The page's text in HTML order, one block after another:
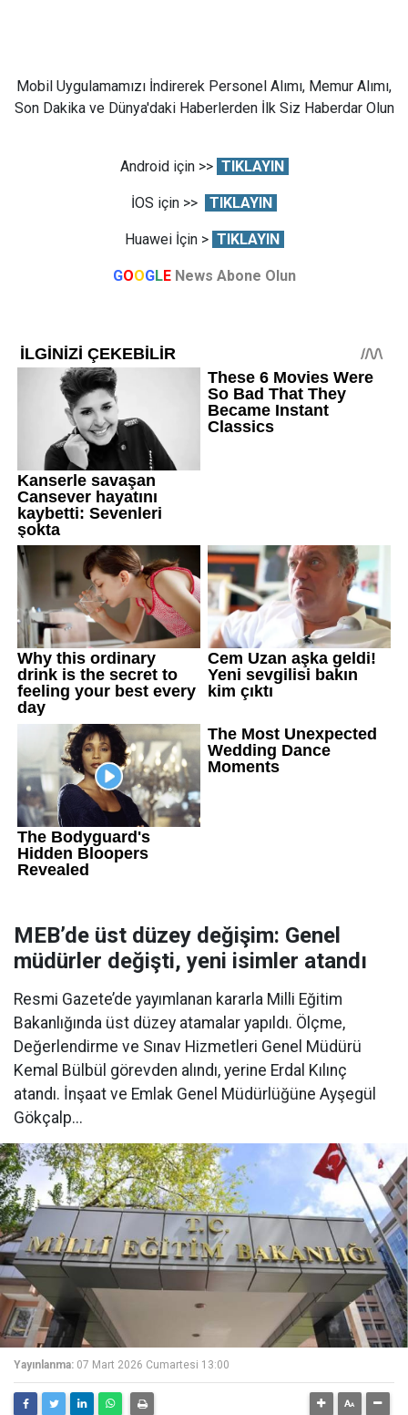
Mobil Uygulamamızı İndirerek Personel Alımı, Memur Alımı,
Son Dakika ve Dünya'daki Haberlerden İlk Siz Haberdar Olun
Android için >> TIKLAYIN
İOS için >> TIKLAYIN
Huawei İçin > TIKLAYIN
GOOGLE News Abone Olun
MEB’de üst düzey değişim: Genel
müdürler değişti, yeni isimler atandı
Resmi Gazete’de yayımlanan kararla Milli Eğitim
Bakanlığında üst düzey atamalar yapıldı. Ölçme,
Değerlendirme ve Sınav Hizmetleri Genel Müdürü
Kemal Bülbül görevden alındı, yerine Erdal Kılınç
atandı. İnşaat ve Emlak Genel Müdürlüğüne Ayşegül
Gökçalp...
Yayınlanma: 07 Mart 2026 Cumartesi 13:00